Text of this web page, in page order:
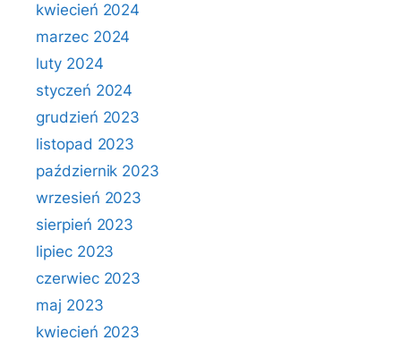
kwiecień 2024
marzec 2024
luty 2024
styczeń 2024
grudzień 2023
listopad 2023
październik 2023
wrzesień 2023
sierpień 2023
lipiec 2023
czerwiec 2023
maj 2023
kwiecień 2023